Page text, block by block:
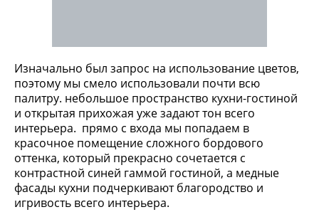
Изначально был запрос на использование цветов,
поэтому мы смело использовали почти всю
палитру. небольшое пространство кухни-гостиной
и открытая прихожая уже задают тон всего
интерьера. прямо с входа мы попадаем в
красочное помещение сложного бордового
оттенка, который прекрасно сочетается с
контрастной синей гаммой гостиной, а медные
фасады кухни подчеркивают благородство и
игривость всего интерьера.